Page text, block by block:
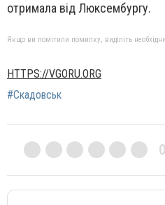
отримала від Люксембургу.
Якщо ви помітили помилку, виділіть
HTTPS://VGORU.ORG
#Скадовськ